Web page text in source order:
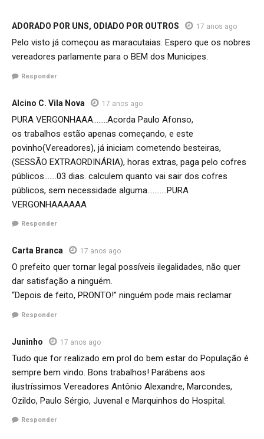
ADORADO POR UNS, ODIADO POR OUTROS 17 anos ago
Pelo visto já começou as maracutaias. Espero que os nobres
vereadores parlamente para o BEM dos Municipes.
Responder
Alcino C. Vila Nova 17 anos ago
PURA VERGONHAAA……..Acorda Paulo Afonso,
os trabalhos estão apenas começando, e este
povinho(Vereadores), já iniciam cometendo besteiras,
(SESSÃO EXTRAORDINÁRIA), horas extras, paga pelo cofres
públicos…….03 dias. calculem quanto vai sair dos cofres
públicos, sem necessidade alguma………..PURA
VERGONHAAAAAA
Responder
Carta Branca 17 anos ago
O prefeito quer tornar legal possíveis ilegalidades, não quer
dar satisfação a ninguém.
“Depois de feito, PRONTO!” ninguém pode mais reclamar
Responder
Juninho 17 anos ago
Tudo que for realizado em prol do bem estar do População é
sempre bem vindo. Bons trabalhos! Parábens aos
ilustríssimos Vereadores Antônio Alexandre, Marcondes,
Ozildo, Paulo Sérgio, Juvenal e Marquinhos do Hospital.
Responder